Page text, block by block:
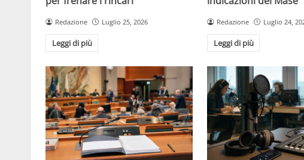
Redazione Luglio 25, 2026
Leggi di più
Redazione Luglio 24,
Leggi di più